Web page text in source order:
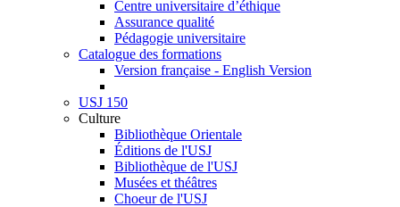
Centre universitaire d’éthique
Assurance qualité
Pédagogie universitaire
Catalogue des formations
Version française - English Version
USJ 150
Culture
Bibliothèque Orientale
Éditions de l'USJ
Bibliothèque de l'USJ
Musées et théâtres
Choeur de l'USJ